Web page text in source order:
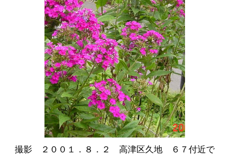
撮影 ２００１．８．２ 高津区久地 ６７付近で